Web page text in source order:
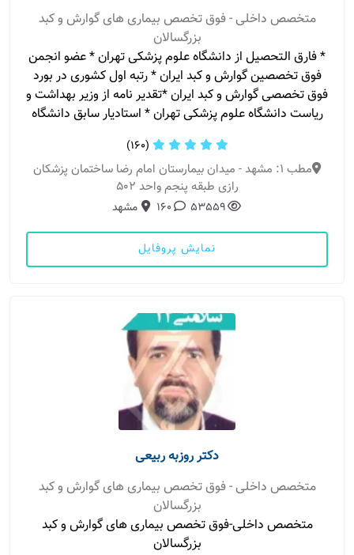
متخصص داخلی - فوق تخصص بیماری های گوارش و کبد
بزرگسالان
* فارق التحصیل از دانشگاه علوم پزشکی تهران * عضو انجمن
فوق تخصصین گوارش و کبد ایران * رتبه اول کشوری در بورد
فوق تخصصی گوارش و کبد ایران *تقدیر نامه از وزیر بهداشت و
ریاست دانشگاه علوم پزشکی تهران * استادیار سابق دانشگاه
(160)
مطب 1: مشهد - میدان بیمارستان امام رضا ساختمان پزشکان
رازی طبقه پنجم واحد 502
53559
160 مشهد
نمایش پروفایل
دکتر روزبه ربیعی
متخصص داخلی - فوق تخصص بیماری های گوارش و کبد
بزرگسالان
متخصص داخلی-فوق تخصص بیماری های گوارش و کبد
بزرگسالان